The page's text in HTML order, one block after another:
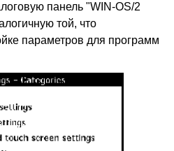
панель "WIN-OS/2
той, что
параметров для программ